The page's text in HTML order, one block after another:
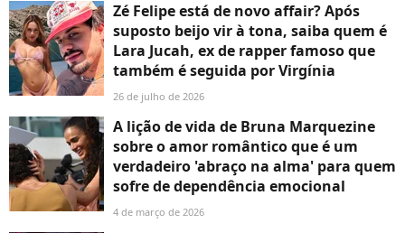
Zé Felipe está de novo affair? Após
suposto beijo vir à tona, saiba quem é
Lara Jucah, ex de rapper famoso que
também é seguida por Virgínia
26 de julho de 2026
A lição de vida de Bruna Marquezine
sobre o amor romântico que é um
verdadeiro 'abraço na alma' para quem
sofre de dependência emocional
4 de março de 2026